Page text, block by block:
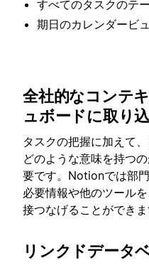
すべてのタスクのテ
期日のカレンダービ
全社的なコンテ
ュボードに取り
タスクの把握に加えて
どのような意味を持つ
要です。Notionでは部
必要情報や他のツール
接つなげることができま
リンクドデータ